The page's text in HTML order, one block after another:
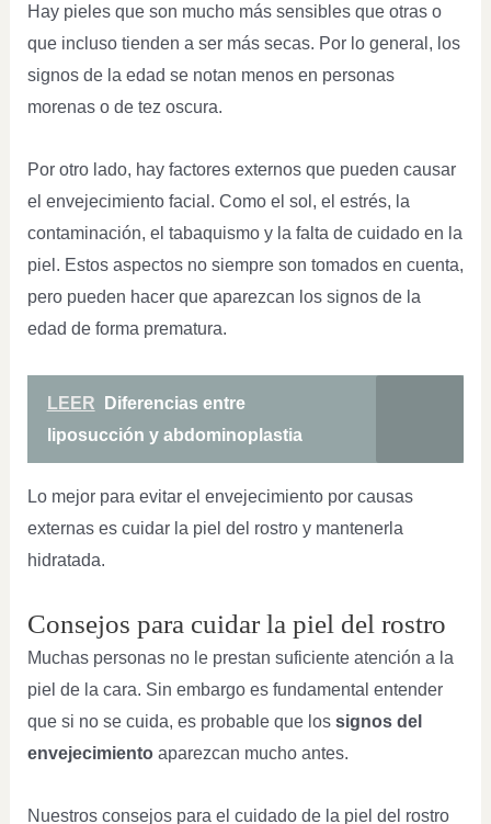
Hay pieles que son mucho más sensibles que otras o
que incluso tienden a ser más secas. Por lo general, los
signos de la edad se notan menos en personas
morenas o de tez oscura.
Por otro lado, hay factores externos que pueden causar
el envejecimiento facial. Como el sol, el estrés, la
contaminación, el tabaquismo y la falta de cuidado en la
piel. Estos aspectos no siempre son tomados en cuenta,
pero pueden hacer que aparezcan los signos de la
edad de forma prematura.
LEER
Diferencias entre
liposucción y abdominoplastia
Lo mejor para evitar el envejecimiento por causas
externas es cuidar la piel del rostro y mantenerla
hidratada.
Consejos para cuidar la piel del rostro
Muchas personas no le prestan suficiente atención a la
piel de la cara. Sin embargo es fundamental entender
que si no se cuida, es probable que lossignos del
envejecimientoaparezcan mucho antes.
Nuestros consejos para el cuidado de la piel del rostro